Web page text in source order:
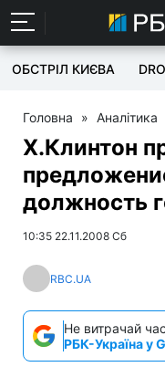
ОБСТРІЛ КИЄВА
Головна » Аналітика
Х.Клинтон
должность
10:35 22.11.2008 Сб
RBC.UA
Не витрачай
РБК-Україна у